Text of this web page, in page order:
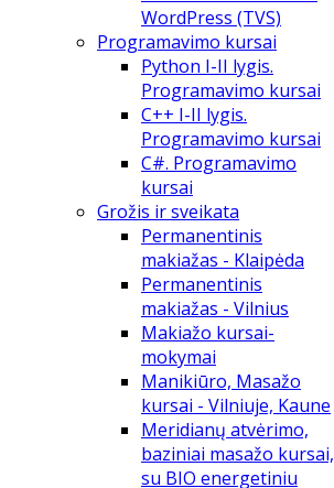
WordPress (TVS)
Programavimo kursai
Python I-II lygis.
Programavimo kursai
C++ I-II lygis.
Programavimo kursai
C#. Programavimo
kursai
Grožis ir sveikata
Permanentinis
makiažas - Klaipėda
Permanentinis
makiažas - Vilnius
Makiažo kursai-
mokymai
Manikiūro, Masažo
kursai - Vilniuje, Kaune
Meridianų atvėrimo,
baziniai masažo kursai,
su BIO energetiniu